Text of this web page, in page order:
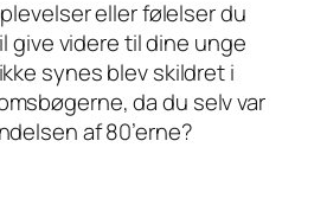
eller følelser du
give videre til dine unge
synes blev skildret i
da du selv var
af 80’erne?